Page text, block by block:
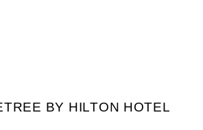
BY HILTON HOTEL